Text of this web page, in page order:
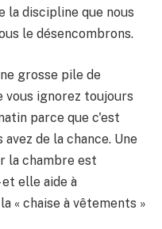
la discipline que nous
le désencombrons.
grosse pile de
ignorez toujours
parce que c'est
de la chance. Une
la chambre est
elle aide à
« chaise à vêtements »